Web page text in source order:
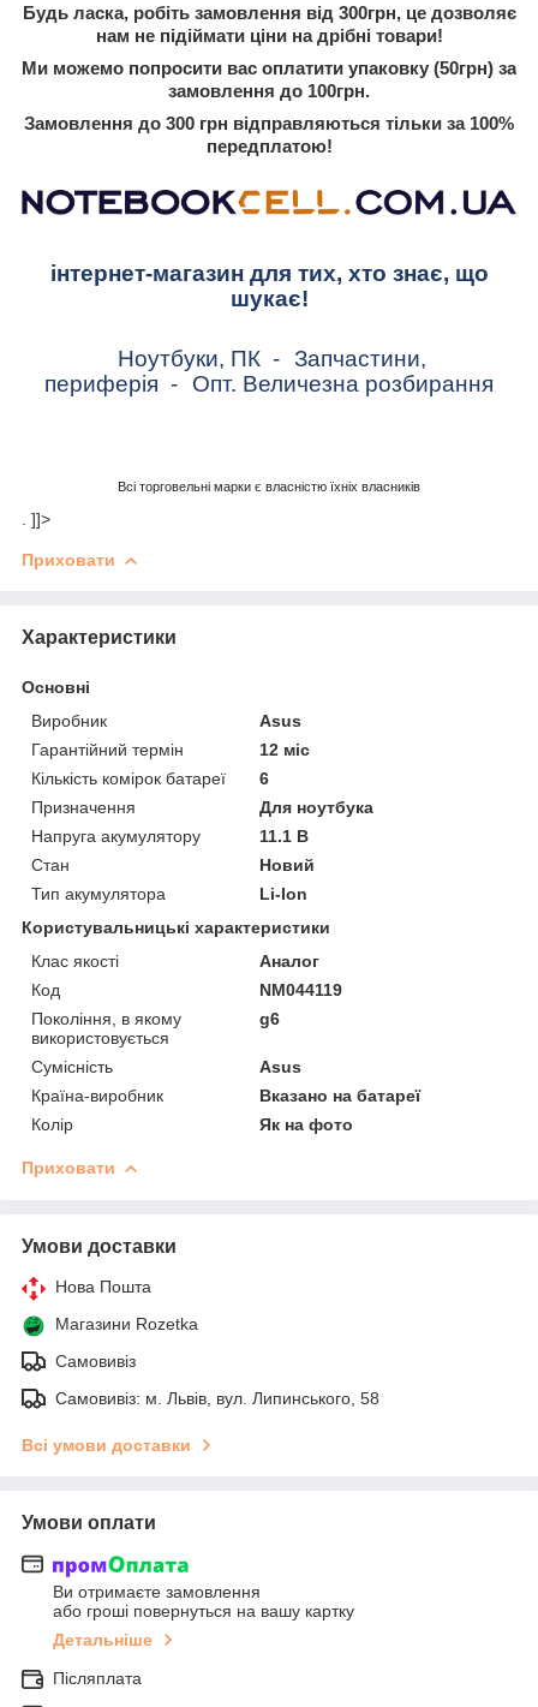
Будь ласка, робіть замовлення від 300грн, це дозволяє
нам не підіймати ціни на дрібні товари!
Ми можемо попросити вас оплатити упаковку (50грн) за
замовлення до 100грн.
Замовлення до 300 грн відправляються тільки за 100%
передплатою!
інтернет-магазин для тих, хто знає, що
шукає!
Ноутбуки, ПК - Запчастини,
периферія - Опт. Величезна розбирання
Всі торговельні марки є власністю їхніх власників
. ]]>
Приховати
Характеристики
Основні
Виробник
Asus
Гарантійний термін
12 міс
Кількість комірок батареї
6
Призначення
Для ноутбука
Напруга акумулятору
11.1 В
Стан
Новий
Тип акумулятора
Li-Ion
Користувальницькі характеристики
Клас якості
Аналог
Код
NM044119
Покоління, в якому
використовується
g6
Сумісність
Asus
Країна-виробник
Вказано на батареї
Колір
Як на фото
Приховати
Умови доставки
Нова Пошта
Магазини Rozetka
Самовивіз
Самовивіз: м. Львів, вул. Липинського, 58
Всі умови доставки
Умови оплати
Ви отримаєте замовлення
або гроші повернуться на вашу картку
Детальніше
Післяплата